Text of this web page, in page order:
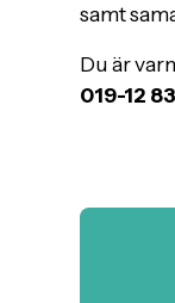
samt
Du är
019-12